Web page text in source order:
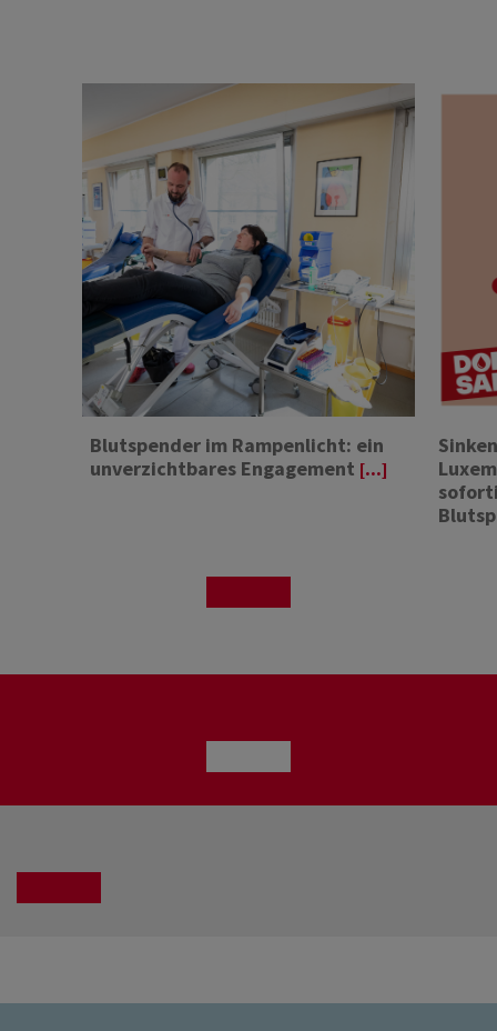
Blutspender im Rampenlicht: ein
unverzichtbares Engagement [...]